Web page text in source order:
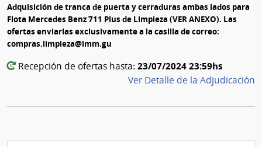
Adquisición de tranca de puerta y cerraduras ambas lados para
Flota Mercedes Benz 711 Plus de Limpieza (VER ANEXO). Las
ofertas enviarlas exclusivamente a la casilla de correo:
compras.limpieza@imm.gu
Recepción de ofertas hasta: 23/07/2024 23:59hs
Ver Detalle de la Adjudicación